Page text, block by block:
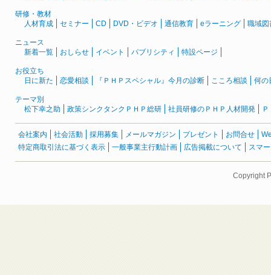
研修・教材
人材育成
セミナー CD DVD・ビデオ 通信教育 eラーニング 職域図
ニュース
新着一覧
おしらせ イベント パブリシティ 特設ページ
お役立ち
日に新た
恋愛相談 『ＰＨＰスペシャル』今月の診断 こころ相談 何の
テーマ別
松下幸之助
政策シンクタンクＰＨＰ総研 社員研修のＰＨＰ人材開発
会社案内 社会活動 採用募集 メールマガジン プレゼント お問合せ
特定商取引法に基づく表示
一般事業主行動計画 広告掲載について スマ
Copyright